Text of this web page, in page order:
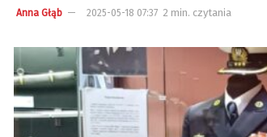
Anna Głąb 2025-05-18 07:37 2 min. czytania